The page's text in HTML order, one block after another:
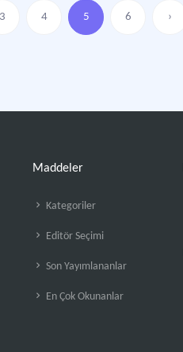
3 4 5 6 ›
Maddeler
Kategoriler
Editör Seçimi
Son Yayımlananlar
En Çok Okunanlar